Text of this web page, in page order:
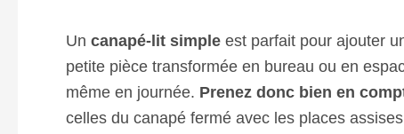
Un canapé-lit simple est parfait pour ajouter
petite pièce transformée en bureau ou en
même en journée. Prenez donc bien en
celles du canapé fermé avec les places